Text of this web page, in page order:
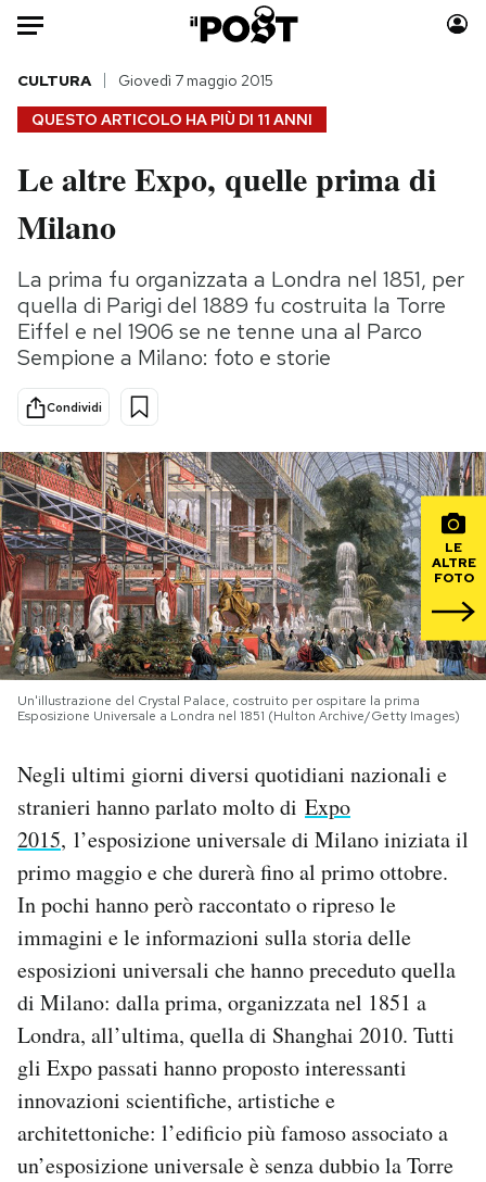
Auto
HOME
Italia
Politica
Tecnologia
Internet
Scienza
Cultura
Economia
Moda
Storie/Idee
Ok Boomer!
Media
Europa
PODCAST
NEWSLETTER
I MIEI PREFERITI
CALENDARIO
AREA PERSONALE
Area Personale
Newsletter
Hai bisogno di aiuto?
Esci
QUESTO ARTICOLO HA PIÙ DI 11 ANNI
CULTURA Giovedì 7 maggio 2015
Le altre Expo, quelle prima di
Milano
La prima fu organizzata a Londra nel 1851, per
quella di Parigi del 1889 fu costruita la Torre
Eiffel e nel 1906 se ne tenne una al Parco
Sempione a Milano: foto e storie
Condividi
LE
ALTRE
FOTO
Un'illustrazione del Crystal Palace, costruito per ospitare la prima
Esposizione Universale a Londra nel 1851 (Hulton Archive/Getty Images)
Negli ultimi giorni diversi quotidiani nazionali e
stranieri hanno parlato molto di Expo
2015, l’esposizione universale di Milano iniziata il
primo maggio e che durerà fino al primo ottobre.
In pochi hanno però raccontato o ripreso le
immagini e le informazioni sulla storia delle
esposizioni universali che hanno preceduto quella
di Milano: dalla prima, organizzata nel 1851 a
Londra, all’ultima, quella di Shanghai 2010. Tutti
gli Expo passati hanno proposto interessanti
innovazioni scientifiche, artistiche e
architettoniche: l’edificio più famoso associato a
un’esposizione universale è senza dubbio la Torre